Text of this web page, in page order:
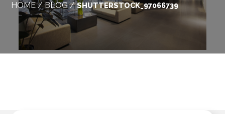
HOME/BLOG/SHUTTERSTOCK_97066739